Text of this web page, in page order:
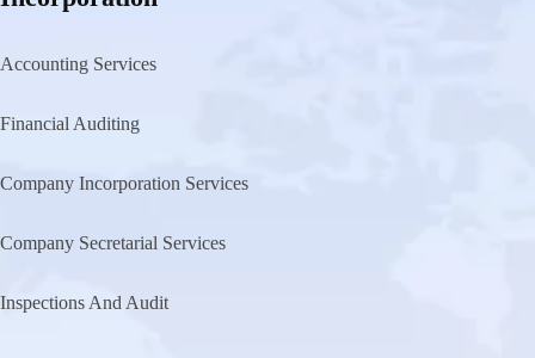
Accounting Services
Financial Auditing
Company Incorporation Services
Company Secretarial Services
Inspections And Audit